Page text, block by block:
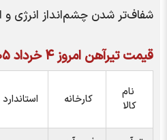
شفاف‌تر شدن چشم‌انداز انرژی و
قیمت تیرآهن امروز ۴ خرداد ۱۴۰۵
نام
کالا
کارخانه استاندارد